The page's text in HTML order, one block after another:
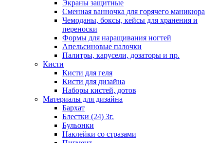
Экраны защитные
Сменная ванночка для горячего маникюра
Чемоданы, боксы, кейсы для хранения и
переноски
Формы для наращивания ногтей
Апельсиновые палочки
Палитры, карусели, дозаторы и пр.
Кисти
Кисти для геля
Кисти для дизайна
Наборы кистей, дотов
Материалы для дизайна
Бархат
Блестки (24) 3г.
Бульонки
Наклейки со стразами